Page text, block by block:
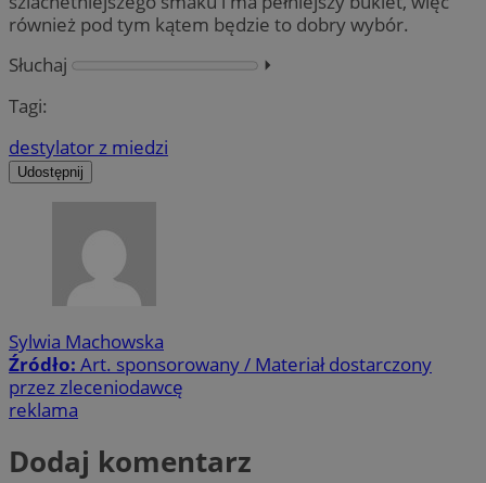
również pod tym kątem będzie to dobry wybór.
Słuchaj
⏵︎
Tagi:
destylator z miedzi
Udostępnij
Sylwia Machowska
Źródło: Art. sponsorowany / Materiał dostarczony
przez zleceniodawcę
reklama
Dodaj komentarz